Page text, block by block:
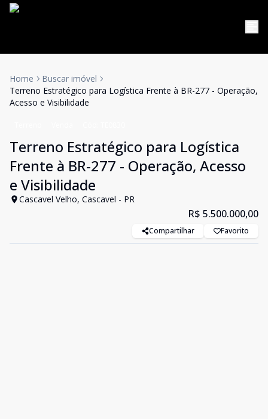
Home
Buscar imóvel
Terreno Estratégico para Logística Frente à BR-277 - Operação,
Acesso e Visibilidade
Terreno Estratégico para Logística
Frente à BR-277 - Operação, Acesso
e Visibilidade
Cascavel Velho, Cascavel - PR
R$ 5.500.000,00
Compartilhar Favorito